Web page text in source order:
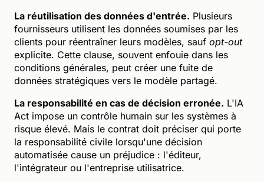
La réutilisation des données d'entrée. Plusieurs
fournisseurs utilisent les données soumises par les
clients pour réentraîner leurs modèles, sauf opt-out
explicite. Cette clause, souvent enfouie dans les
conditions générales, peut créer une fuite de
données stratégiques vers le modèle partagé.
La responsabilité en cas de décision erronée. L'IA
Act impose un contrôle humain sur les systèmes à
risque élevé. Mais le contrat doit préciser qui porte
la responsabilité civile lorsqu'une décision
automatisée cause un préjudice : l'éditeur,
l'intégrateur ou l'entreprise utilisatrice.